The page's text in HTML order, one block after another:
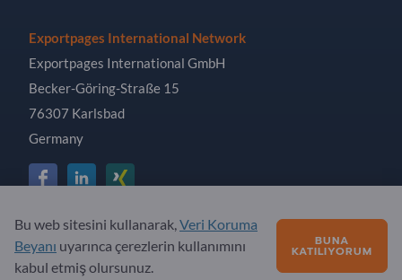
Exportpages International Network
Exportpages International GmbH
Becker-Göring-Straße 15
76307 Karlsbad
Germany
Copyright © 2026 Exportpages International GmbH. All
Rights Reserved.
Bu web sitesini kullanarak,Veri Koruma
Beyanı uyarınca çerezlerin kullanımını
kabul etmiş olursunuz.
BUNA
KATILIYORUM